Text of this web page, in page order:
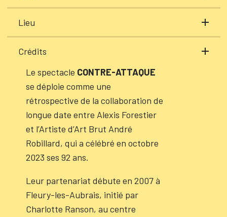
Lieu
Crédits
Le spectacle CONTRE-ATTAQUE
se déploie comme une
rétrospective de la collaboration de
longue date entre Alexis Forestier
et l’Artiste d’Art Brut André
Robillard, qui a célébré en octobre
2023 ses 92 ans.
Leur partenariat débute en 2007 à
Fleury-les-Aubrais, initié par
Charlotte Ranson, au centre